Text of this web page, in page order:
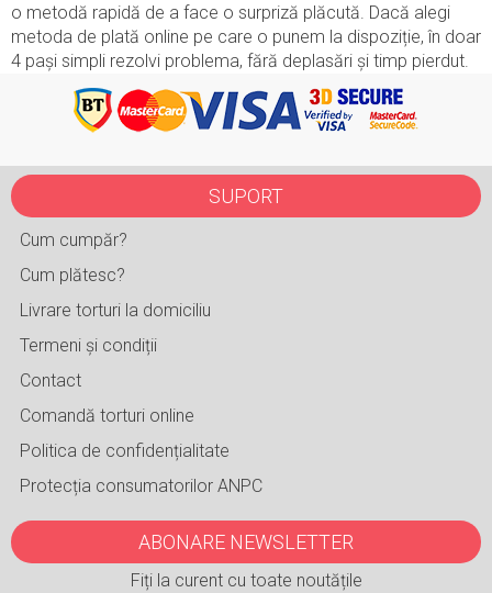
o metodă rapidă de a face o surpriză plăcută. Dacă alegi
metoda de plată online pe care o punem la dispoziție, în doar
4 pași simpli rezolvi problema, fără deplasări și timp pierdut.
SUPORT
Cum cumpăr?
Cum plătesc?
Livrare torturi la domiciliu
Termeni și condiții
Contact
Comandă torturi online
Politica de confidențialitate
Protecția consumatorilor ANPC
ABONARE NEWSLETTER
Fiți la curent cu toate noutățile